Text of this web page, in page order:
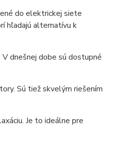
do elektrickej siete
hľadajú alternatívu k
dnešnej dobe sú dostupné
Sú tiež skvelým riešením
Je to ideálne pre